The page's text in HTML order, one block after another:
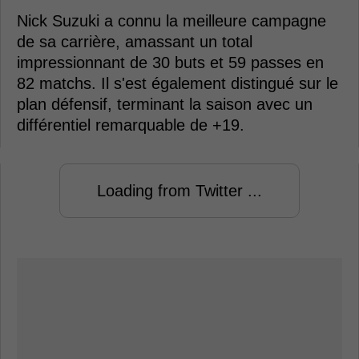
Nick Suzuki a connu la meilleure campagne
de sa carrière, amassant un total
impressionnant de 30 buts et 59 passes en
82 matchs. Il s'est également distingué sur le
plan défensif, terminant la saison avec un
différentiel remarquable de +19.
Loading from Twitter ...